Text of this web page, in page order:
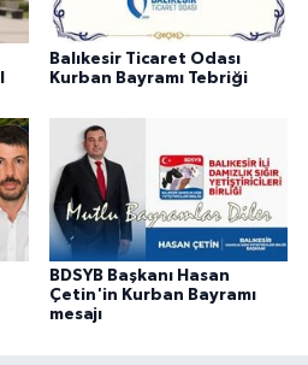
Balıkesir Ticaret Odası
Kurban Bayramı Tebriği
BDSYB Başkanı Hasan
Çetin'in Kurban Bayramı
mesajı